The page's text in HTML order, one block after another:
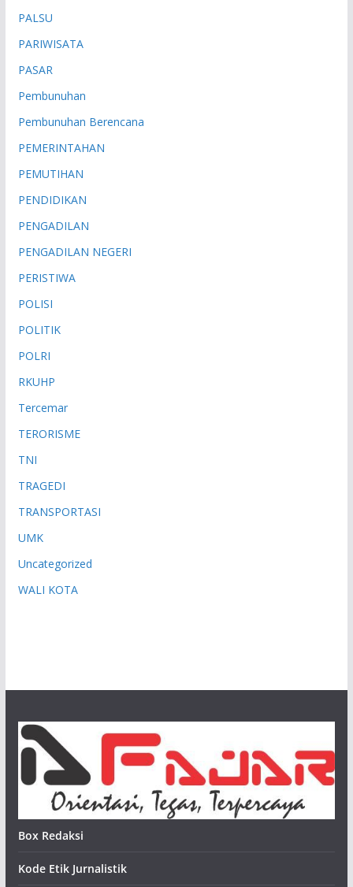
PALSU
PARIWISATA
PASAR
Pembunuhan
Pembunuhan Berencana
PEMERINTAHAN
PEMUTIHAN
PENDIDIKAN
PENGADILAN
PENGADILAN NEGERI
PERISTIWA
POLISI
POLITIK
POLRI
RKUHP
Tercemar
TERORISME
TNI
TRAGEDI
TRANSPORTASI
UMK
Uncategorized
WALI KOTA
Box Redaksi
Kode Etik Jurnalistik